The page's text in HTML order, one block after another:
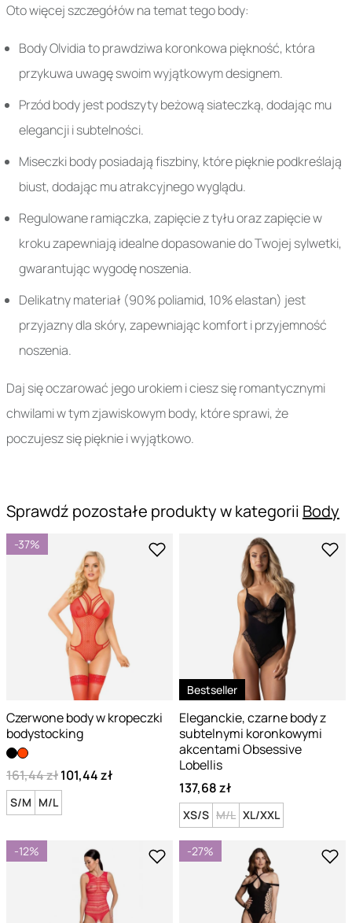
Oto więcej szczegółów na temat tego body:
Body Olvidia to prawdziwa koronkowa piękność, która
przykuwa uwagę swoim wyjątkowym designem.
Przód body jest podszyty beżową siateczką, dodając mu
elegancji i subtelności.
Miseczki body posiadają fiszbiny, które pięknie podkreślają
biust, dodając mu atrakcyjnego wyglądu.
Regulowane ramiączka, zapięcie z tyłu oraz zapięcie w
kroku zapewniają idealne dopasowanie do Twojej sylwetki,
gwarantując wygodę noszenia.
Delikatny materiał (90% poliamid, 10% elastan) jest
przyjazny dla skóry, zapewniając komfort i przyjemność
noszenia.
Daj się oczarować jego urokiem i ciesz się romantycznymi
chwilami w tym zjawiskowym body, które sprawi, że
poczujesz się pięknie i wyjątkowo.
Sprawdź pozostałe produkty w kategorii Body
-37%
Czerwone body w kropeczki
bodystocking
161,44 zł101,44 zł
S/M M/L
Bestseller
Eleganckie, czarne body z
subtelnymi koronkowymi
akcentami Obsessive
Lobellis
137,68 zł
XS/S M/L XL/XXL
-12% -27%